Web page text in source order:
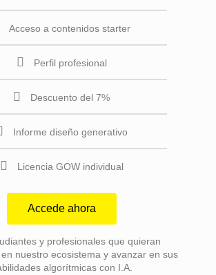
Acceso a contenidos starter
Perfil profesional
Descuento del 7%
Informe diseño generativo
Licencia GOW individual
Accede ahora
y profesionales que quieran
nuestro ecosistema y avanzar en sus
algorítmicas con I.A.